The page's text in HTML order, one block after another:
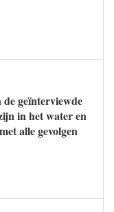
geïnterviewde
in het water en
alle gevolgen